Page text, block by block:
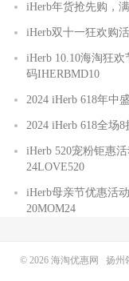
iHerb年货抢先购，
iHerb双十一狂欢购
iHerb 10.10海淘狂
码IHERBMD10
2024 iHerb 618年中
2024 iHerb 618全场
iHerb 520宠粉钜惠
24LOVE520
iHerb母亲节优惠活
20MOM24
© 2026 海淘优惠网 扬州